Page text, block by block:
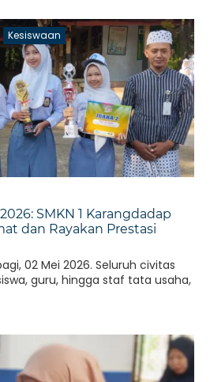
Kesiswaan
SMKN 1 Karangdadap
dan Rayakan Prestasi
02 Mei 2026. Seluruh civitas
guru, hingga staf tata usaha,